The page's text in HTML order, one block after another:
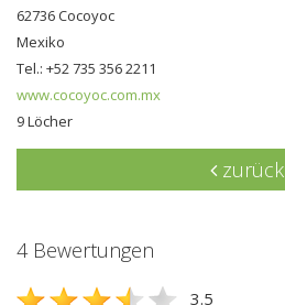
62736 Cocoyoc
Mexiko
Tel.: +52 735 356 2211
www.cocoyoc.com.mx
9 Löcher
zurück
4 Bewertungen
3.5